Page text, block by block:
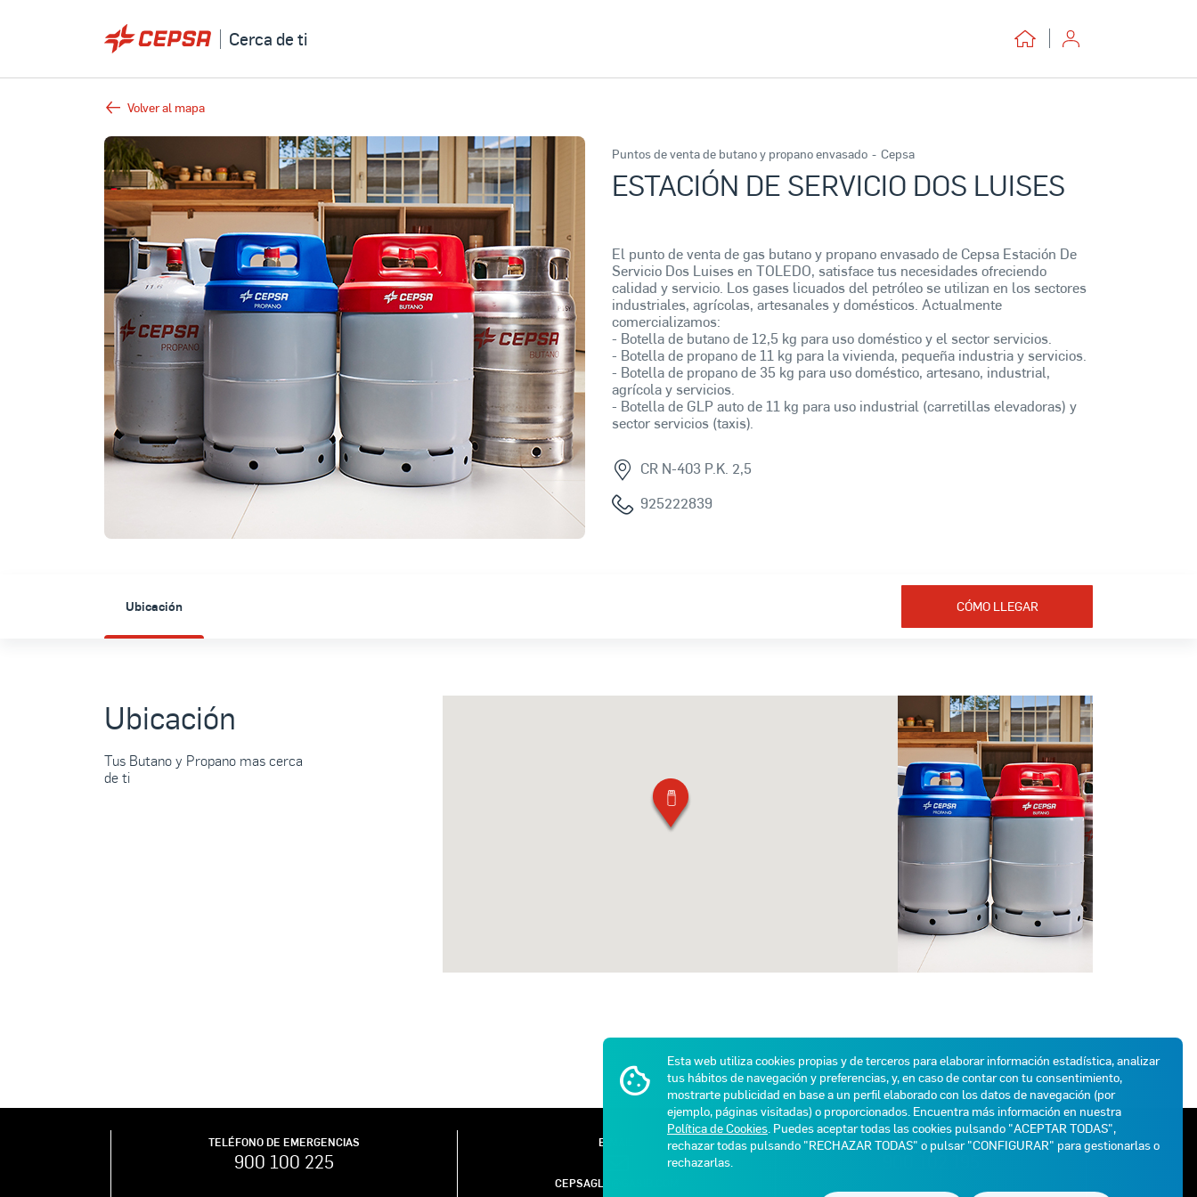
Esta web utiliza cookies propias y de terceros para elaborar información estadística, analizar
tus hábitos de navegación y preferencias, y, en caso de contar con tu consentimiento,
mostrarte publicidad en base a un perfil elaborado con los datos de navegación (por
ejemplo, páginas visitadas) o proporcionados. Encuentra más información en nuestra
Política de Cookies. Puedes aceptar todas las cookies pulsando "ACEPTAR TODAS",
rechazar todas pulsando "RECHAZAR TODAS" o pulsar "CONFIGURAR" para gestionarlas o
rechazarlas.
Cerca de ti
Volver al mapa
Puntos de venta de butano y propano envasado - Cepsa
ESTACIÓN DE SERVICIO DOS LUISES
El punto de venta de gas butano y propano envasado de Cepsa Estación De
Servicio Dos Luises en TOLEDO, satisface tus necesidades ofreciendo
calidad y servicio. Los gases licuados del petróleo se utilizan en los sectores
industriales, agrícolas, artesanales y domésticos. Actualmente
comercializamos:
- Botella de butano de 12,5 kg para uso doméstico y el sector servicios.
- Botella de propano de 11 kg para la vivienda, pequeña industria y servicios.
- Botella de propano de 35 kg para uso doméstico, artesano, industrial,
agrícola y servicios.
- Botella de GLP auto de 11 kg para uso industrial (carretillas elevadoras) y
sector servicios (taxis).
CR N-403 P.K. 2,5
925222839
Ubicación CÓMO LLEGAR
Ubicación
Tus Butano y Propano mas cerca
de ti
TELÉFONO DE EMERGENCIAS
900 100 225
E-MAIL
CEPSAGLP@GASIB.COM
ATENCIÓN AL CLIENTE